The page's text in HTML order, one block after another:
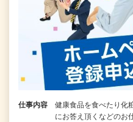
仕事内容
健康食品を食べたり化
にお答え頂くなどのお